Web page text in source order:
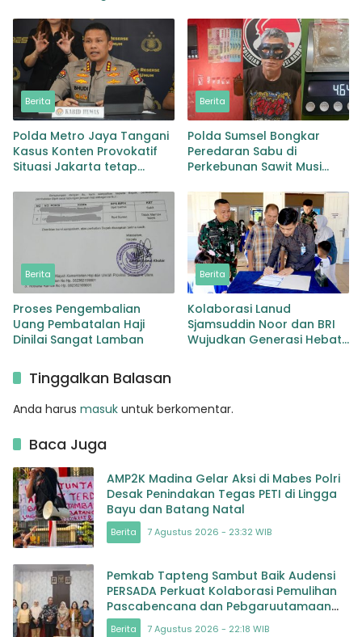
Natal
dan Pebgaruutamaan
Inklusi
Berita
Polda Metro Jaya Tangani
Kasus Konten Provokatif
Situasi Jakarta tetap
Berita
Polda Sumsel Bongkar
Peredaran Sabu di
Perkebunan Sawit Musi
dengan Barang Bukti Sabu
dan Timbangan
Berita
Proses Pengembalian
Uang Pembatalan Haji
Dinilai Sangat Lamban
Berita
Kolaborasi Lanud
Sjamsuddin Noor dan BRI
Wujudkan Generasi Hebat
Tinggalkan Balasan
Anda harus masuk untuk berkomentar.
Baca Juga
AMP2K Madina Gelar Aksi di Mabes Polri
Desak Penindakan Tegas PETI di Lingga
Bayu dan Batang Natal
Berita 7 Agustus 2026 - 23:32 WIB
Pemkab Tapteng Sambut Baik Audensi
PERSADA Perkuat Kolaborasi Pemulihan
Pascabencana dan Pebgaruutamaan
Inklusi
Berita 7 Agustus 2026 - 22:18 WIB